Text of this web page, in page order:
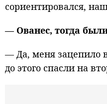
сориентировался,
— Ованес, тогда
— Да, меня зацепило
до этого спасли на